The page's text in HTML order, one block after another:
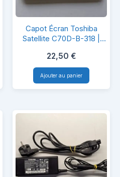
Capot
Écran
Toshiba
Satellite
C70D-
318
Couvercle
+
Bezel
Capot Écran Toshiba
Satellite C70D-B-318 |
Câbles WiFi | Couleur
Blanc
22,50 €
Ajouter au panier